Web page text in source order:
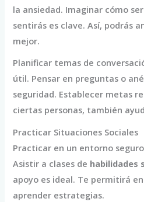
la ansiedad. Imaginar cómo
sentirás es clave. Así, podrás
mejor.
Planificar temas de
útil. Pensar en preguntas o
seguridad. Establecer metas
ciertas personas, también
Practicar Situaciones Sociales
Practicar en un entorno
Asistir a clases de habilidades
apoyo es ideal. Te permitirá
aprender estrategias.